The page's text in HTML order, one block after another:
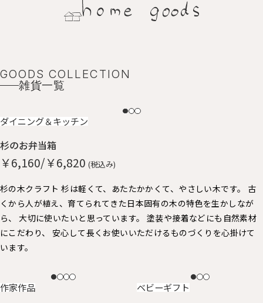
ングチェア・イージーチェア展
開もされています。
GOODS COLLECTION
雑貨一覧
NEW
ダイニング＆キッチン
杉のお弁当箱
￥6,160/￥6,820 (税込み)
杉の木クラフト 杉は軽くて、あたたかかくて、やさしい木です。 古
くから人が植え、育てられてきた日本固有の木の特色を生かしなが
ら、 大切に使いたいと思っています。 塗装や接着などにも自然素材
にこだわり、 安心して長くお使いいただけるものづくりを心掛けて
います。
NEW
作家作品 NEW
ベビーギフト